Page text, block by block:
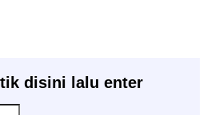
disini lalu enter